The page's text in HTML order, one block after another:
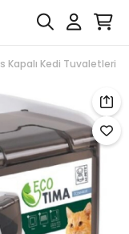
Kapalı Kedi Tuvaletleri